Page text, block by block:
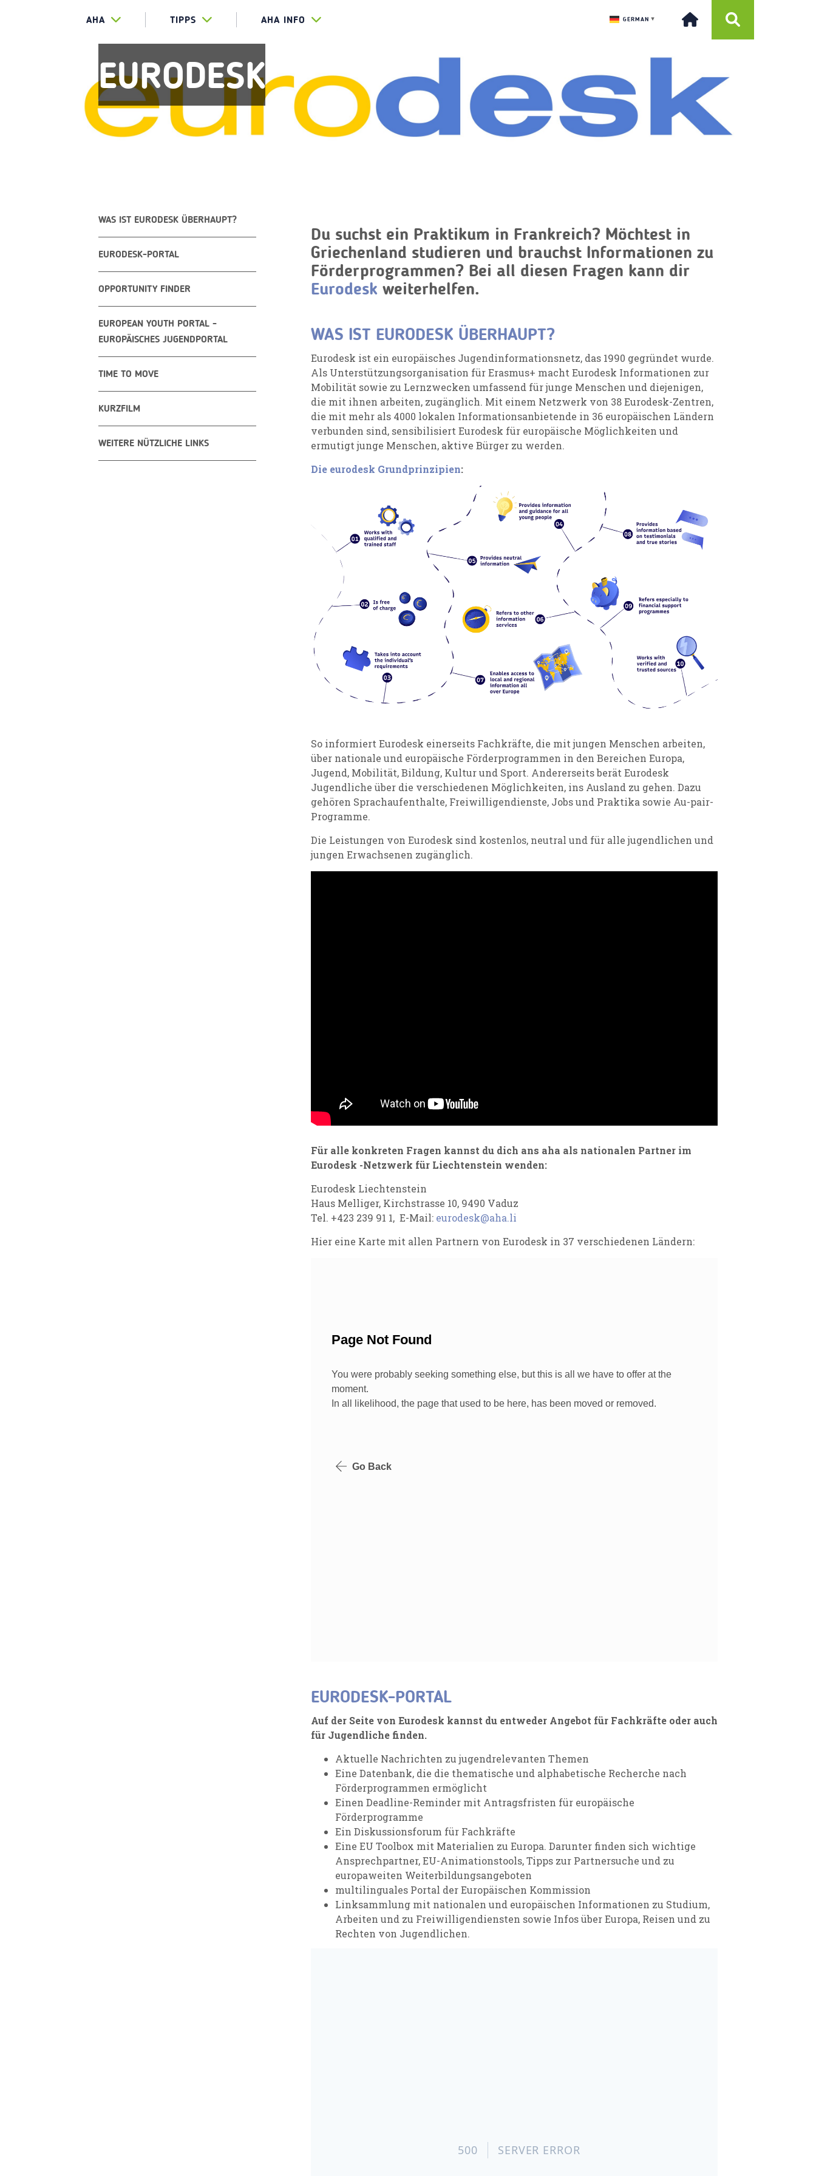
AHA TIPPS AHA INFO GERMAN ▼
EURODESK
WAS IST EURODESK ÜBERHAUPT?
EURODESK-PORTAL
OPPORTUNITY FINDER
EUROPEAN YOUTH PORTAL -
EUROPÄISCHES JUGENDPORTAL
TIME TO MOVE
KURZFILM
WEITERE NÜTZLICHE LINKS
Du suchst ein Praktikum in Frankreich? Möchtest in
Griechenland studieren und brauchst Informationen zu
Förderprogrammen? Bei all diesen Fragen kann dir
Eurodesk weiterhelfen.
WAS IST EURODESK ÜBERHAUPT?
Eurodesk ist ein europäisches Jugendinformationsnetz, das 1990 gegründet wurde.
Als Unterstützungsorganisation für Erasmus+ macht Eurodesk Informationen zur
Mobilität sowie zu Lernzwecken umfassend für junge Menschen und diejenigen,
die mit ihnen arbeiten, zugänglich. Mit einem Netzwerk von 38 Eurodesk-Zentren,
die mit mehr als 4000 lokalen Informationsanbietende in 36 europäischen Ländern
verbunden sind, sensibilisiert Eurodesk für europäische Möglichkeiten und
ermutigt junge Menschen, aktive Bürger zu werden.
Die eurodesk Grundprinzipien:
So informiert Eurodesk einerseits Fachkräfte, die mit jungen Menschen arbeiten,
über nationale und europäische Förderprogrammen in den Bereichen Europa,
Jugend, Mobilität, Bildung, Kultur und Sport. Andererseits berät Eurodesk
Jugendliche über die verschiedenen Möglichkeiten, ins Ausland zu gehen. Dazu
gehören Sprachaufenthalte, Freiwilligendienste, Jobs und Praktika sowie Au-pair-
Programme.
Die Leistungen von Eurodesk sind kostenlos, neutral und für alle jugendlichen und
jungen Erwachsenen zugänglich.
Für alle konkreten Fragen kannst du dich ans aha als nationalen Partner im
Eurodesk -Netzwerk für Liechtenstein wenden:
Eurodesk Liechtenstein
Haus Melliger, Kirchstrasse 10, 9490 Vaduz
Tel. +423 239 91 1, E-Mail: eurodesk@aha.li
Hier eine Karte mit allen Partnern von Eurodesk in 37 verschiedenen Ländern:
EURODESK-PORTAL
Auf der Seite von Eurodesk kannst du entweder Angebot für Fachkräfte oder auch
für Jugendliche finden.
Aktuelle Nachrichten zu jugendrelevanten Themen
Eine Datenbank, die die thematische und alphabetische Recherche nach
Förderprogrammen ermöglicht
Einen Deadline-Reminder mit Antragsfristen für europäische
Förderprogramme
Ein Diskussionsforum für Fachkräfte
Eine EU Toolbox mit Materialien zu Europa. Darunter finden sich wichtige
Ansprechpartner, EU-Animationstools, Tipps zur Partnersuche und zu
europaweiten Weiterbildungsangeboten
multilinguales Portal der Europäischen Kommission
Linksammlung mit nationalen und europäischen Informationen zu Studium,
Arbeiten und zu Freiwilligendiensten sowie Infos über Europa, Reisen und zu
Rechten von Jugendlichen.